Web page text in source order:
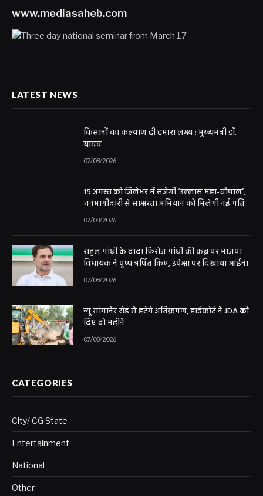
www.mediasaheb.com
LATEST NEWS
किसानों का कल्याण ही हमारा लक्ष्य : मुख्यमंत्री डॉ.
यादव
07/08/2026
15 अगस्त को जिलेभर में सजेगी ‘उल्लास महा-चौपाल’,
जनभागीदारी से साक्षरता अभियान को मिलेगी नई गति
07/08/2026
राहुल गांधी के दादा फिरोज गांधी की कब्र पर भाजपा
विधायक ने पुष्प अर्पित किए, उपेक्षा पर दिखाया आईना
07/08/2026
न्यू सांगानेर रोड से हटेंगे अतिक्रमण, हाईकोर्ट ने JDA को
दिए दो महीने
07/08/2026
CATEGORIES
City/ CG State
Entertainment
National
Other